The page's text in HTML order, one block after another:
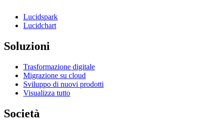
Lucidspark
Lucidchart
Soluzioni
Trasformazione digitale
Migrazione su cloud
Sviluppo di nuovi prodotti
Visualizza tutto
Società